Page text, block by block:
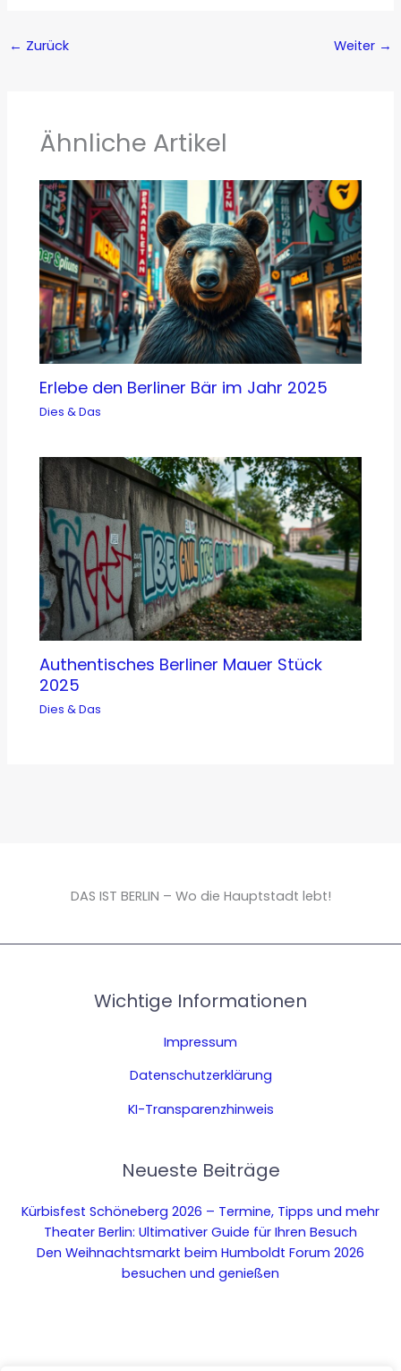
← Zurück Weiter →
Ähnliche Artikel
Erlebe den Berliner Bär im Jahr 2025
Dies & Das
Authentisches Berliner Mauer Stück
2025
Dies & Das
DAS IST BERLIN – Wo die Hauptstadt lebt!
Wichtige Informationen
Impressum
Datenschutzerklärung
KI-Transparenzhinweis
Neueste Beiträge
Kürbisfest Schöneberg 2026 – Termine, Tipps und mehr
Theater Berlin: Ultimativer Guide für Ihren Besuch
Den Weihnachtsmarkt beim Humboldt Forum 2026
besuchen und genießen